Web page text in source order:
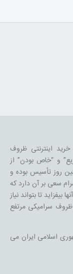
خرید اینترنتی ظروف
و “خاص بودن” از
روز تأسیس بوده و
سعی بر آن دارد که
تا بتواند نیاز
ظروف سرامیکی مرتفع
اسلامی ایران می